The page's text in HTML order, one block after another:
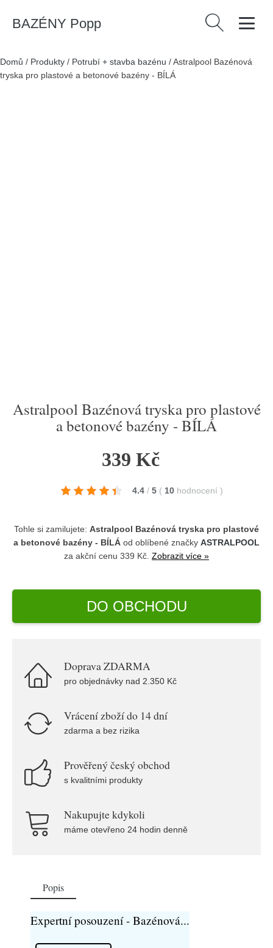
BAZÉNY Popp Vyhledávání
Domů / Produkty / Potrubí + stavba bazénu /Astralpool Bazénová
tryska pro plastové a betonové bazény - BÍLÁ
Astralpool Bazénová tryska pro plastové
a betonové bazény - BÍLÁ
339 Kč
4.4 / 5 ( 10 hodnocení )
Tohle si zamilujete: Astralpool Bazénová tryska pro plastové
a betonové bazény - BÍLÁ od oblíbené značky ASTRALPOOL
za akční cenu 339 Kč. Zobrazit více »
DO OBCHODU
Doprava ZDARMA
pro objednávky nad 2.350 Kč
Vrácení zboží do 14 dní
zdarma a bez rizika
Prověřený český obchod
s kvalitními produkty
Nakupujte kdykoli
máme otevřeno 24 hodin denně
Popis
Expertní posouzení - Bazénová...